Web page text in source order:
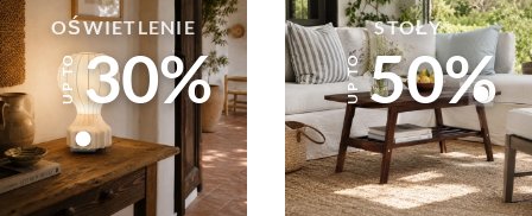
OŚWIETLENIE
30%
STOŁY
50%